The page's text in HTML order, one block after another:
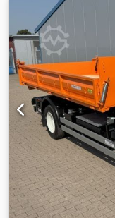
, maksimaalne
registreerimine:
11/2027,
laius: 1 636 mm,
heitmeklass:Euro
varasemate omanike
Android Auto,
rehvid, auto
kasutatud sõiduki
kiirusehoidja,
roolivõimendi,
registreerimine